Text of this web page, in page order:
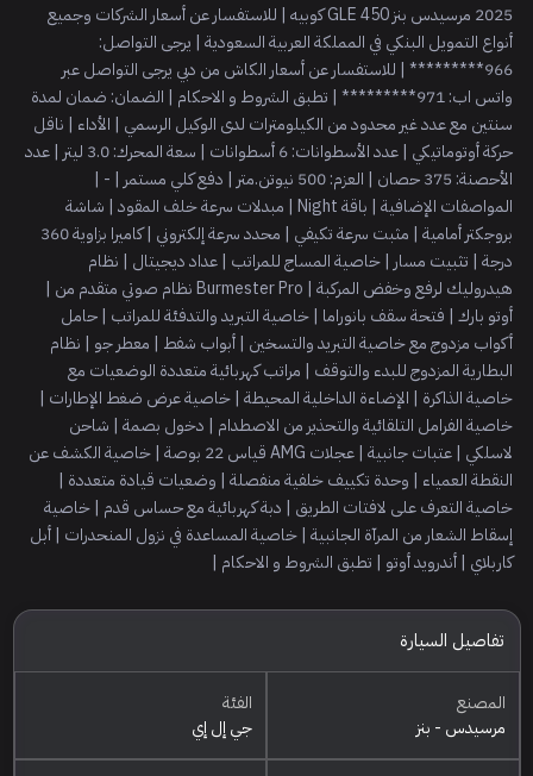
2025 مرسيدس بنز GLE 450 كوبيه | للاستفسار عن أسعار الشركات وجميع
أنواع التمويل البنكي في المملكة العربية السعودية | يرجى التواصل:
966********* | للاستفسار عن أسعار الكاش من دبي يرجى التواصل عبر
واتس اب: 971********* | تطبق الشروط و الاحكام | الضمان: ضمان لمدة
سنتين مع عدد غير محدود من الكيلومترات لدى الوكيل الرسمي | الأداء | ناقل
حركة أوتوماتيكي | عدد الأسطوانات: 6 أسطوانات | سعة المحرك: 3.0 ليتر | عدد
الأحصنة: 375 حصان | العزم: 500 نيوتن.متر | دفع كلي مستمر | - |
المواصفات الإضافية | باقة Night | مبدلات سرعة خلف المقود | شاشة
بروجكتر أمامية | مثبت سرعة تكيفي | محدد سرعة إلكتروني | كاميرا بزاوية 360
درجة | تثبيت مسار | خاصية المساج للمراتب | عداد ديجيتال | نظام
هيدروليك لرفع وخفض المركبة | Burmester Pro نظام صوتي متقدم من |
أوتو بارك | فتحة سقف بانوراما | خاصية التبريد والتدفئة للمراتب | حامل
أكواب مزدوج مع خاصية التبريد والتسخين | أبواب شفط | معطر جو | نظام
البطارية المزدوج للبدء والتوقف | مراتب كهربائية متعددة الوضعيات مع
خاصية الذاكرة | الإضاءة الداخلية المحيطة | خاصية عرض ضغط الإطارات |
خاصية الفرامل التلقائية والتحذير من الاصطدام | دخول بصمة | شاحن
لاسلكي | عتبات جانبية | عجلات AMG قياس 22 بوصة | خاصية الكشف عن
النقطة العمياء | وحدة تكييف خلفية منفصلة | وضعيات قيادة متعددة |
خاصية التعرف على لافتات الطريق | دبة كهربائية مع حساس قدم | خاصية
إسقاط الشعار من المرآة الجانبية | خاصية المساعدة في نزول المنحدرات | أبل
كاربلاي | أندرويد أوتو | تطبق الشروط و الاحكام |
تفاصيل السيارة
المصنع
مرسيدس - بنز
الفئة
جي إل إي